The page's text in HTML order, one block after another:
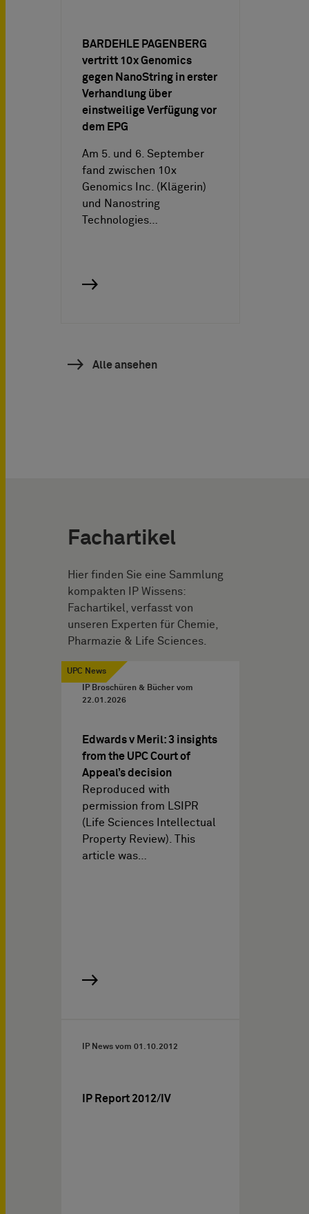
BARDEHLE PAGENBERG
vertritt 10x Genomics
gegen NanoString in erster
Verhandlung über
einstweilige Verfügung vor
dem EPG
Am 5. und 6. September
fand zwischen 10x
Genomics Inc. (Klägerin)
und Nanostring
Technologies…
Alle ansehen
Fachartikel
Hier finden Sie eine Sammlung
kompakten IP Wissens:
Fachartikel, verfasst von
unseren Experten für Chemie,
Pharmazie & Life Sciences.
UPC News
IP Broschüren & Bücher vom
22.01.2026
Edwards v Meril: 3 insights
from the UPC Court of
Appeal’s decision
Reproduced with
permission from LSIPR
(Life Sciences Intellectual
Property Review). This
article was…
IP News vom 01.10.2012
IP Report 2012/IV